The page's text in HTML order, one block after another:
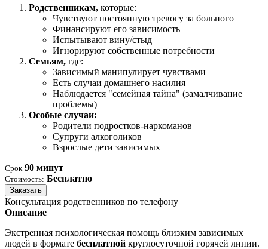
Родственникам, которые:
Чувствуют постоянную тревогу за больного
Финансируют его зависимость
Испытывают вину/стыд
Игнорируют собственные потребности
Семьям, где:
Зависимый манипулирует чувствами
Есть случаи домашнего насилия
Наблюдается "семейная тайна" (замалчивание
проблемы)
Особые случаи:
Родители подростков-наркоманов
Супруги алкоголиков
Взрослые дети зависимых
Срок 90 минут
Стоимость: Бесплатно
Заказать
Консультация родственников по телефону
Описание
Экстренная психологическая помощь близким зависимых
людей в формате бесплатной круглосуточной горячей линии.